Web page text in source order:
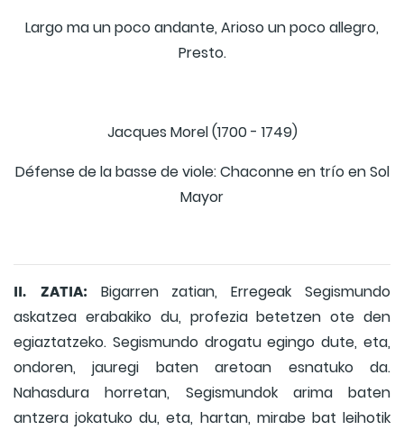
Largo ma un poco andante, Arioso un poco allegro,
Presto.
Jacques Morel (1700 - 1749)
Défense de la basse de viole: Chaconne en trío en Sol
Mayor
II. ZATIA: Bigarren zatian, Erregeak Segismundo
askatzea erabakiko du, profezia betetzen ote den
egiaztatzeko. Segismundo drogatu egingo dute, eta,
ondoren, jauregi baten aretoan esnatuko da.
Nahasdura horretan, Segismundok arima baten
antzera jokatuko du, eta, hartan, mirabe bat leihotik